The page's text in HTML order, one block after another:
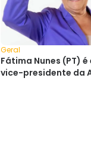
Geral
Fátima Nunes (PT) é
vice-presidente da